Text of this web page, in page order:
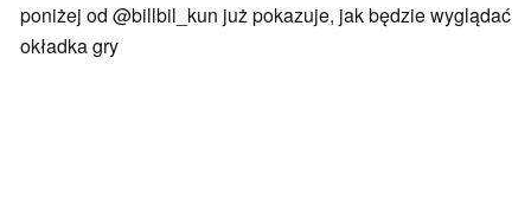
poniżej od @billbil_kun już pokazuje, jak będzie wyglądać
okładka gry